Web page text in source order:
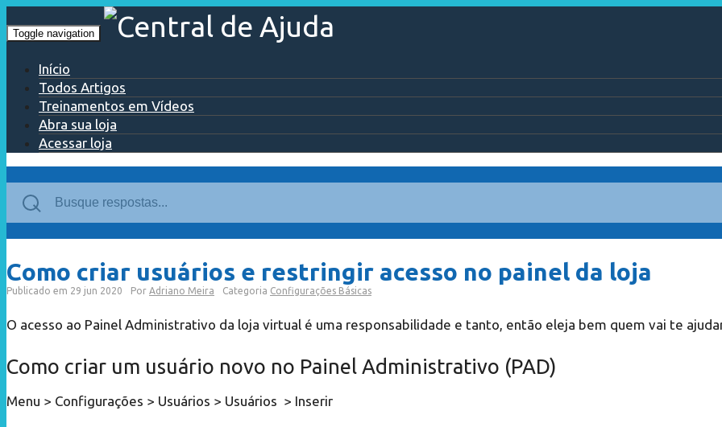
Toggle navigation
Início
Todos Artigos
Treinamentos em Vídeos
Abra sua loja
Acessar loja
Como criar usuários e restringir acesso no painel da loja
Publicado em 29 jun 2020 Por Adriano Meira Categoria Configurações Básicas
O acesso ao Painel Administrativo da loja virtual é uma responsabilidade e tanto, então eleja bem quem vai te
Como criar um usuário novo no Painel Administrativo (PAD)
Menu > Configurações > Usuários > Usuários > Inserir